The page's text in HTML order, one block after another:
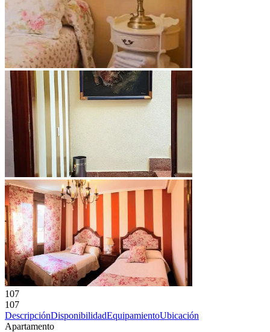
107
107
DescripciónDisponibilidadEquipamientoUbicación
Apartamento